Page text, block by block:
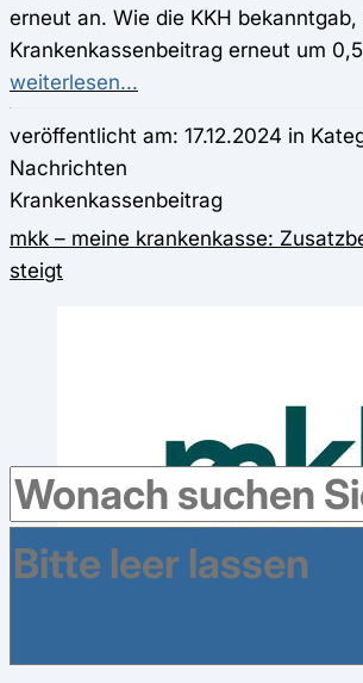
erneut an. Wie die KKH
Krankenkassenbeitrag erneut um
weiterlesen...
veröffentlicht am: 17.12.2024 in
Nachrichten
Krankenkassenbeitrag
mkk – meine krankenkasse:
steigt